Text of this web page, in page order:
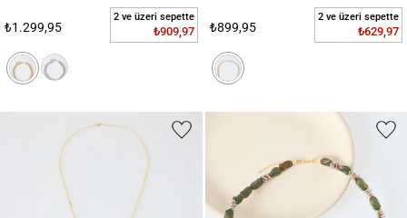
₺1.299,95
2 ve üzeri sepette
₺909,97 ₺899,95
2 ve üzeri sepette
₺629,97